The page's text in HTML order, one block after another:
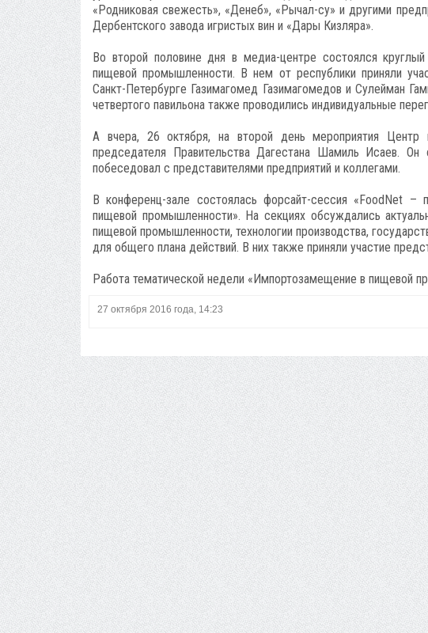
«Родниковая свежесть», «Денеб», «Рычал-су» и другими
Дербентского завода игристых вин и «Дары Кизляра».
Во второй половине дня в медиа-центре состоялся
пищевой промышленности. В нем от республики приняли
Санкт-Петербурге Газимагомед Газимагомедов и Сулейман
четвертого павильона также проводились индивидуальные
А вчера, 26 октября, на второй день мероприятия Центр
председателя Правительства Дагестана Шамиль Исаев. Он
побеседовал с представителями предприятий и коллегами.
В конференц-зале состоялась форсайт-сессия «FoodNet –
пищевой промышленности». На секциях обсуждались
пищевой промышленности, технологии производства,
для общего плана действий. В них также приняли участие
Работа тематической недели «Импортозамещение в пищевой
27 октября 2016 года, 14:23